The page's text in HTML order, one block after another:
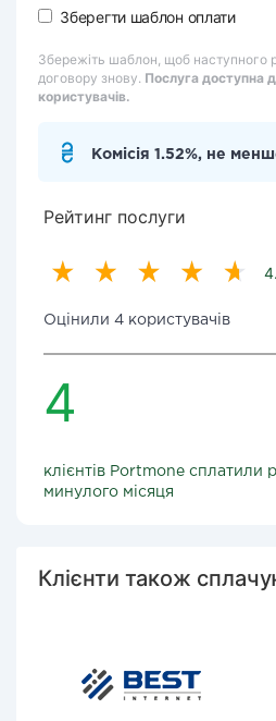
Зберегти шаблон оплати
Збережіть шаблон, щоб наступного
договору знову. Послуга доступна
користувачів.
Комісія 1.52%, не
Рейтинг послуги
Оцінили 4 користувачів
4
клієнтів Portmone сплатили
минулого місяця
Клієнти також